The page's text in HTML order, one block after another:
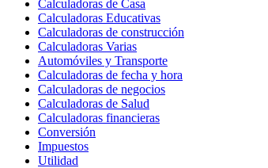
Calculadoras de Casa
Calculadoras Educativas
Calculadoras de construcción
Calculadoras Varias
Automóviles y Transporte
Calculadoras de fecha y hora
Calculadoras de negocios
Calculadoras de Salud
Calculadoras financieras
Conversión
Impuestos
Utilidad